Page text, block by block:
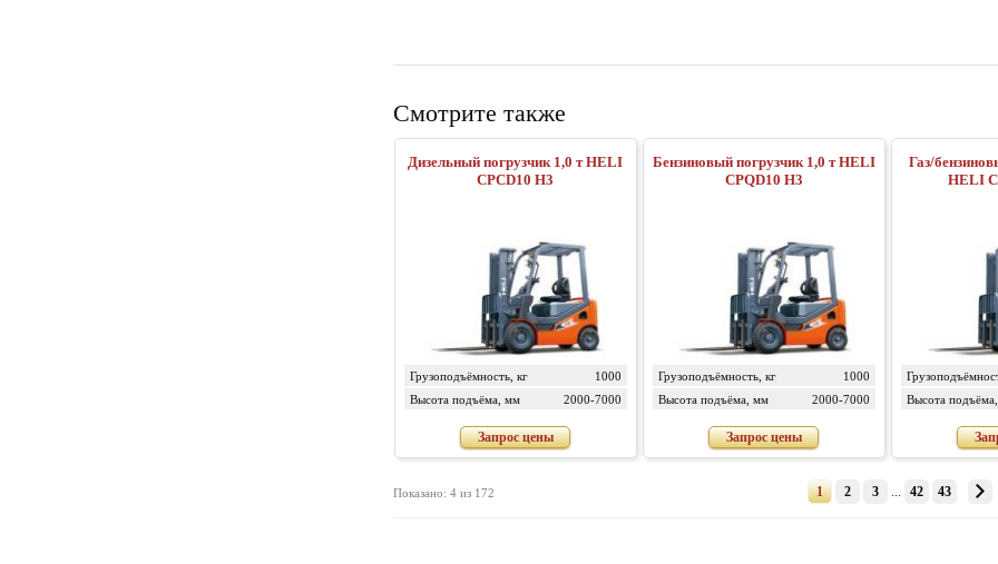
Смотрите также
Дизельный погрузчик 1,0 т HELI
CPСD10 H3
Грузоподъёмность, кг
1000
Высота подъёма, мм
2000-7000
Запрос цены
Бензиновый погрузчик 1,0 т HELI
CPQD10 H3
Грузоподъёмность, кг
1000
Высота подъёма, мм
2000-7000
Запрос цены
Газ/
HELI
Высота
Показано: 4 из 172 1 2 3 ... 42 43